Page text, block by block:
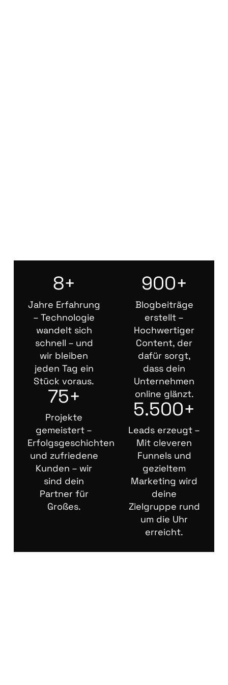
8+
Jahre Erfahrung
– Technologie
wandelt sich
schnell – und
wir bleiben
jeden Tag ein
Stück voraus.
75+
Projekte
gemeistert –
Erfolgsgeschichten
und zufriedene
Kunden – wir
sind dein
Partner für
Großes.
900+
Blogbeiträge
erstellt –
Hochwertiger
Content, der
dafür sorgt,
dass dein
Unternehmen
online glänzt.
5.500+
Leads erzeugt –
Mit cleveren
Funnels und
gezieltem
Marketing wird
deine
Zielgruppe rund
um die Uhr
erreicht.